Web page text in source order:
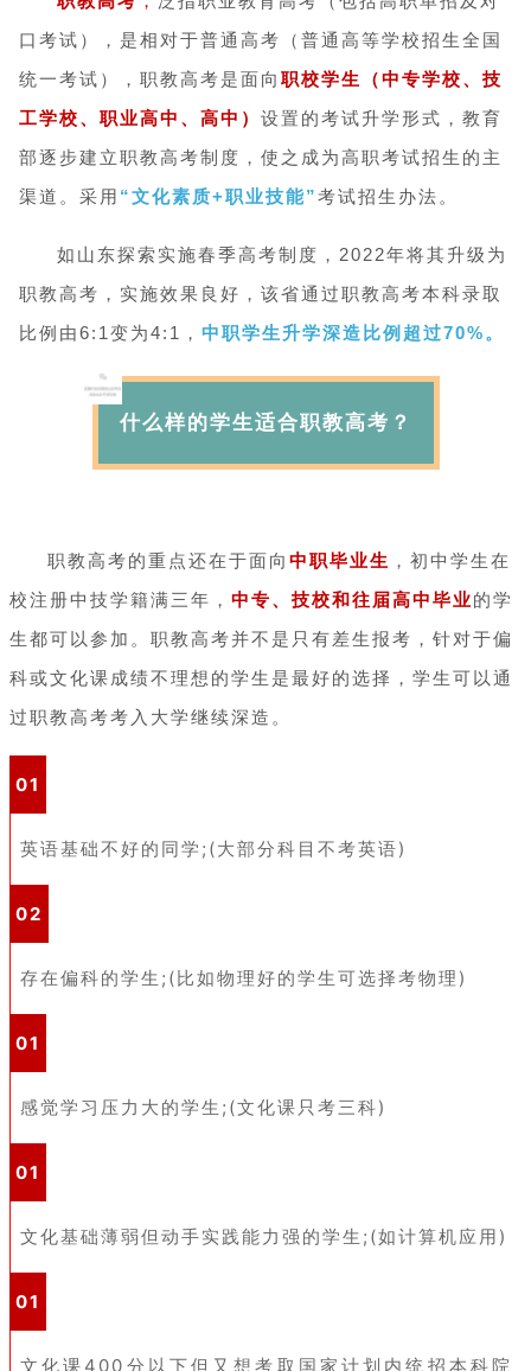
口考试），是相对于普通高考（普通高等学校招生全国
统一考试），职教高考是面向 职校学生（中专学校、技
工学校、职业高中、高中） 设置的考试升学形式，教育
部逐步建立职教高考制度，使之成为高职考试招生的主
渠道。采用 “文化素质+职业技能”考试招生办法。
如山东探索实施春季高考制度，2022年将其升级为
职教高考，实施效果良好，该省通过职教高考本科录取
比例由6:1变为4:1， 中职学生升学深造比例超过70%。
什么样的学生适合职教高考？
职教高考的重点还在于面向 中职毕业生 ，初中学生在
校注册中技学籍满三年， 中专、技校和往届高中毕业的学
生都可以参加。职教高考并不是只有差生报考，针对于偏
科或文化课成绩不理想的学生是最好的选择，学生可以通
过职教高考考入大学继续深造。
01
英语基础不好的同学;(大部分科目不考英语)
02
存在偏科的学生;(比如物理好的学生可选择考物理)
01
感觉学习压力大的学生;(文化课只考三科)
01
文化基础薄弱但动手实践能力强的学生;(如计算机应用)
01
文化课400分以下但又想考取国家计划内统招本科院